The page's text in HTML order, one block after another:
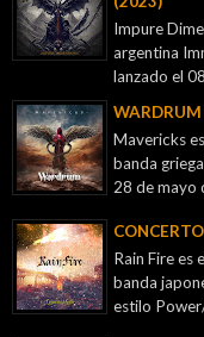
Impure
argentina
lanzado el
Mavericks
banda
28 de mayo
Rain Fire es
banda
estilo